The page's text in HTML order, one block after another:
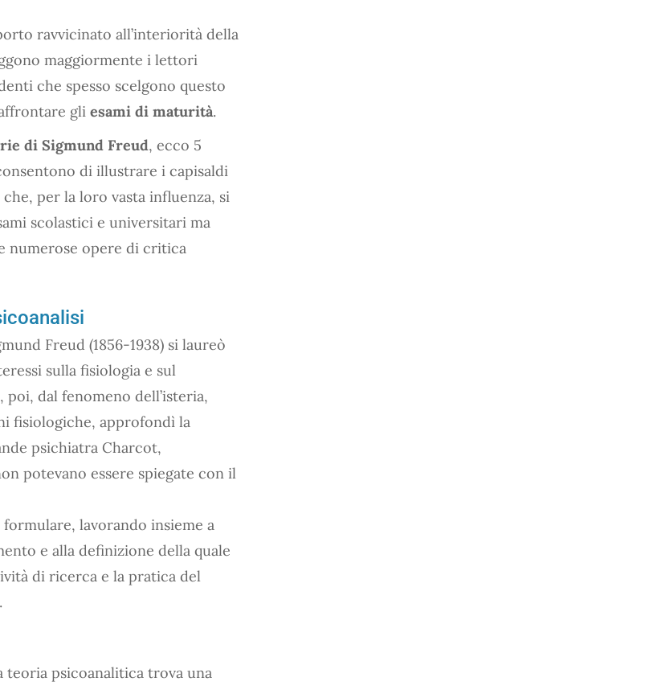
ravvicinato all’interiorità della
maggiormente i lettori
che spesso scelgono questo
gli esami di maturità.
di Sigmund Freud, ecco 5
di illustrare i capisaldi
per la loro vasta influenza, si
scolastici e universitari ma
numerose opere di critica
Freud (1856-1938) si laureò
sulla fisiologia e sul
dal fenomeno dell’isteria,
fisiologiche, approfondì la
psichiatra Charcot,
potevano essere spiegate con il
formulare, lavorando insieme a
e alla definizione della quale
di ricerca e la pratica del
teoria psicoanalitica trova una